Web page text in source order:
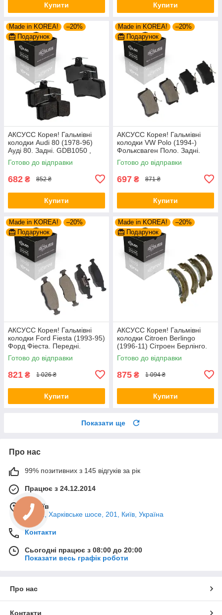
Купити Купити
Made in KOREA!
–20%
Подарунок
АКСУСС Корея! Гальмівні
колодки Audi 80 (1978-96)
Ауді 80. Задні. GDB1050 ,
FDB222
Готово до відправки
682 ₴ 852 ₴
Купити
Made in KOREA!
–20%
Подарунок
АКСУСС Корея! Гальмівні
колодки VW Polo (1994-)
Фольксваген Поло. Задні.
GDB1330 , FDB1083 ,
FDB1491 , FDB4260
Готово до відправки
697 ₴ 871 ₴
Купити
Made in KOREA!
–20%
Подарунок
АКСУСС Корея! Гальмівні
колодки Ford Fiesta (1993-95)
Форд Фіеста. Передні.
GDB371 , TAR579 , TAR276
Готово до відправки
821 ₴ 1 026 ₴
Купити
Made in KOREA!
–20%
Подарунок
АКСУСС Корея! Гальмівні
колодки Citroen Berlingo
(1996-11) Сітроен Берлінго.
Задні. Барабан. GS8635 ,
FSB567
Готово до відправки
875 ₴ 1 094 ₴
Купити
Показати ще
Про нас
99% позитивних з 145 відгуків за рік
Працює з 24.12.2014
м. Київ
02121, Харківське шосе, 201, Київ, Україна
Контакти
Сьогодні працює з 08:00 до 20:00
Показати весь графік роботи
Про нас
Контакти